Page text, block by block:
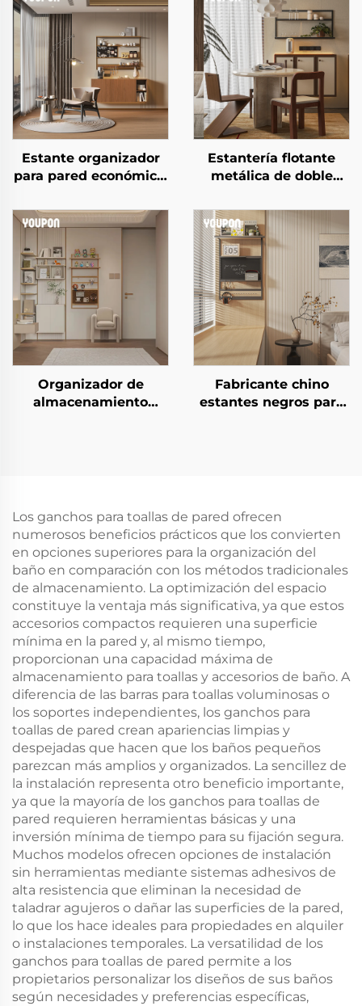
Estante organizador
para pared económico,
almacenamiento
montado en la pared,
estante metálico para
pared para rincón de
café
Estantería flotante
metálica de doble
confiable, estante de
almacenamiento
ahorrador de espacio
para cocina y sala de
estar, duradero y de
gran capacidad
Organizador de
almacenamiento
sala de estar
Fabricante chino
estantes negros para
para ventana
acristalada
Los ganchos para toallas de pared ofrecen
numerosos beneficios prácticos que los convierten
en opciones superiores para la organización del
baño en comparación con los métodos tradicionales
de almacenamiento. La optimización del espacio
constituye la ventaja más significativa, ya que estos
accesorios compactos requieren una superficie
mínima en la pared y, al mismo tiempo,
proporcionan una capacidad máxima de
almacenamiento para toallas y accesorios de baño. A
diferencia de las barras para toallas voluminosas o
los soportes independientes, los ganchos para
toallas de pared crean apariencias limpias y
despejadas que hacen que los baños pequeños
parezcan más amplios y organizados. La sencillez de
la instalación representa otro beneficio importante,
ya que la mayoría de los ganchos para toallas de
pared requieren herramientas básicas y una
inversión mínima de tiempo para su fijación segura.
Muchos modelos ofrecen opciones de instalación
sin herramientas mediante sistemas adhesivos de
alta resistencia que eliminan la necesidad de
taladrar agujeros o dañar las superficies de la pared,
lo que los hace ideales para propiedades en alquiler
o instalaciones temporales. La versatilidad de los
ganchos para toallas de pared permite a los
propietarios personalizar los diseños de sus baños
según necesidades y preferencias específicas,